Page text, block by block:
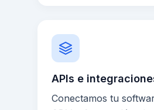
APIs e
Conectamos tu